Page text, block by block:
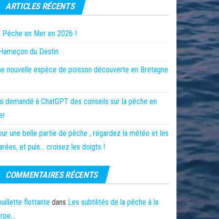
ARTICLES RÉCENTS
Pêche en Mer en 2026 !
du Destin
nouvelle espèce de poisson découverte en Bretagne
demandé à ChatGPT des conseils sur la pêche en
une belle partie de pêche , regardez la météo et les
et puis… croisez les doigts !
COMMENTAIRES RÉCENTS
flottante dans Les subtilités de la pêche à la